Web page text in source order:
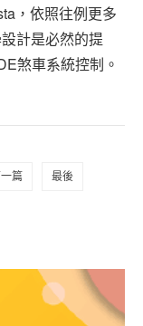
，依照往例更多
計是必然的提
煞車系統控制。
篇 最後